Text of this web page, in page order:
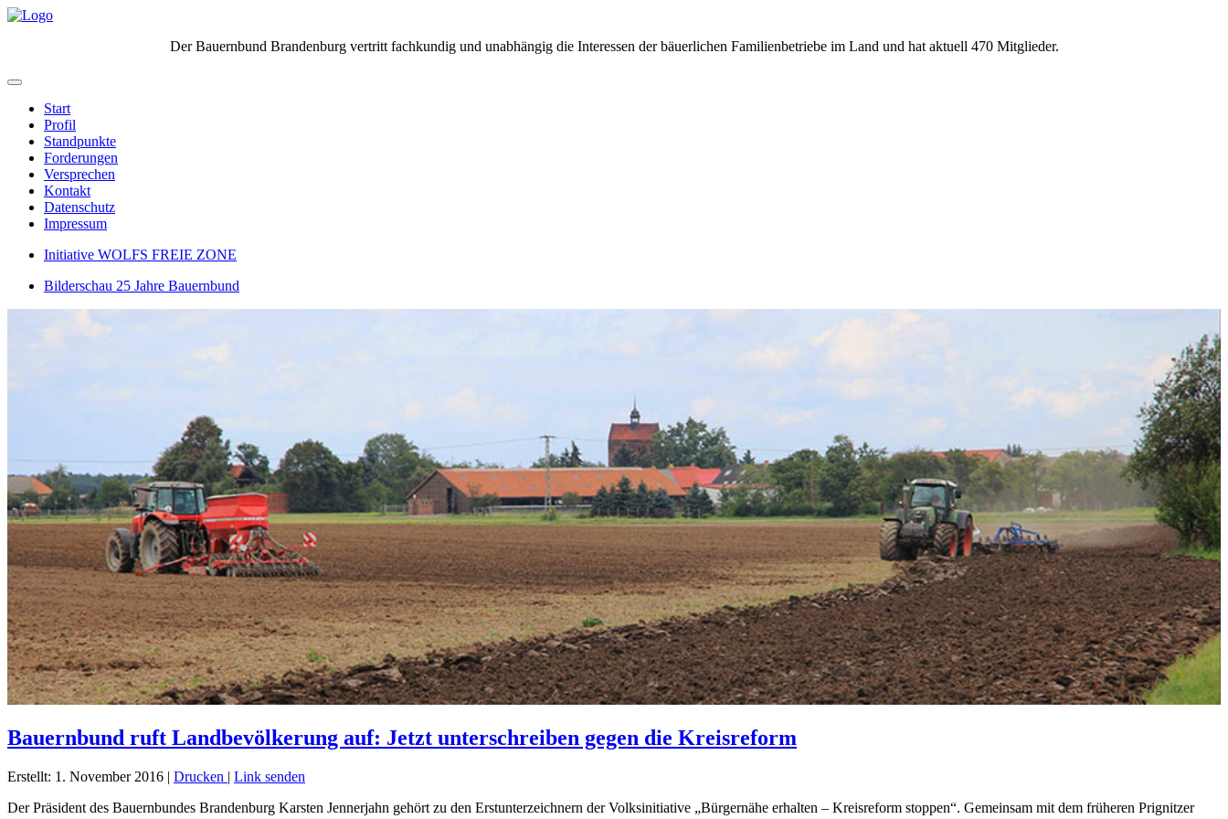
Der Bauernbund Brandenburg vertritt fachkundig und unabhängig die Interessen der bäuerlichen Familienbetriebe im Land und hat aktuell 470 Mitglieder.
Start
Profil
Standpunkte
Forderungen
Versprechen
Kontakt
Datenschutz
Impressum
Initiative WOLFS FREIE ZONE
Bilderschau 25 Jahre Bauernbund
Bauernbund ruft Landbevölkerung auf: Jetzt unterschreiben gegen die Kreisreform
Erstellt: 1. November 2016 | Drucken | Link senden
Der Präsident des Bauernbundes Brandenburg Karsten Jennerjahn gehört zu den Erstunterzeichnern der Volksinitiative „Bürgernähe erhalten – Kreisreform stoppen“. Gemeinsam mit dem früheren Prignitzer